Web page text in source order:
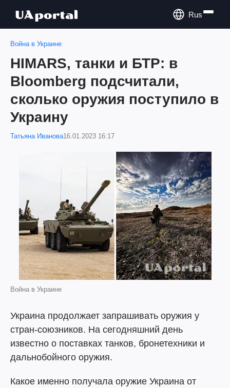
Rus
Война в Украине
HIMARS, танки и БТР: в
Bloomberg подсчитали,
сколько оружия поступило в
Украину
Татьяна Иванова16.01.2023 16:17
Война в Украине
Украина продолжает запрашивать оружия у
стран-союзников. На сегодняшний день
известно о поставках танков, бронетехники и
дальнобойного оружия.
Какое именно получала оружие Украина от